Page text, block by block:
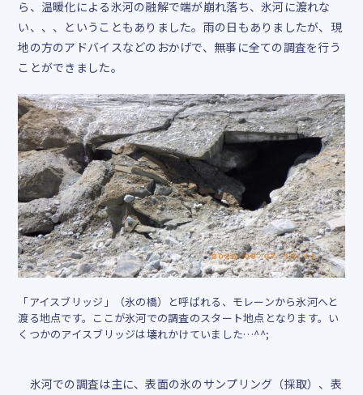
ら、温暖化による氷河の融解で端が崩れ落ち、氷河に渡れな
い、、、ということもありました。雨の日もありましたが、現
地の方のアドバイスなどのおかげで、無事に全ての調査を行う
ことができました。
「アイスブリッジ」（氷の橋）と呼ばれる、モレーンから氷河へと
渡る地点です。ここが氷河での調査のスタート地点となります。い
くつかのアイスブリッジは壊れかけていました…^^;
氷河での調査は主に、表面の氷のサンプリング（採取）、表